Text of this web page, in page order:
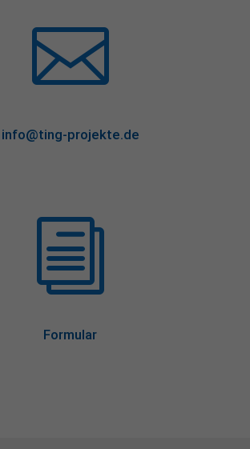

info@ting-projekte.de
i
Formular